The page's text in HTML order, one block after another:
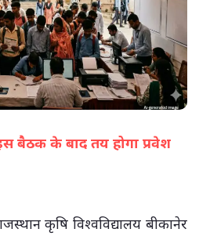
बैठक के बाद तय होगा प्रवेश
कृषि विश्वविद्यालय बीकानेर